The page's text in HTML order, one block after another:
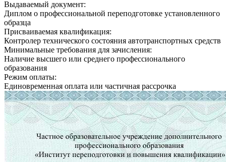
Выдаваемый документ:
Диплом о профессиональной переподготовке установленного
образца
Присваиваемая квалификация:
Контролер технического состояния автотранспортных средств
Минимальные требования для зачисления:
Наличие высшего или среднего профессионального
образования
Режим оплаты:
Единовременная оплата или частичная рассрочка